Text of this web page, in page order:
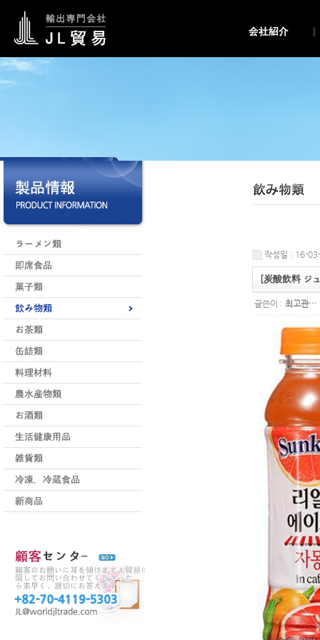
작성일 : 16-
[炭酸飲料 ジ
글쓴이 : 최고관…